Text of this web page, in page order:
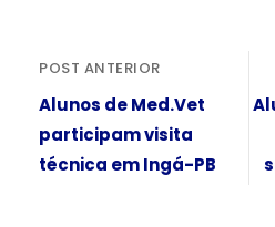
POST ANTERIOR
Alunos de Med.Vet
participam visita
técnica em Ingá-PB